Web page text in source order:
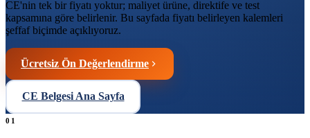
CE'nin tek bir fiyatı yoktur; maliyet ürüne, direktife ve test
kapsamına göre belirlenir. Bu sayfada fiyatı belirleyen kalemleri
şeffaf biçimde açıklıyoruz.
Ücretsiz Ön Değerlendirme
CE Belgesi Ana Sayfa
01